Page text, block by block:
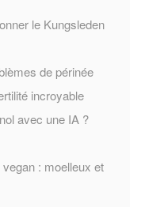
le Kungsleden
de périnée
incroyable
avec une IA ?
: moelleux et